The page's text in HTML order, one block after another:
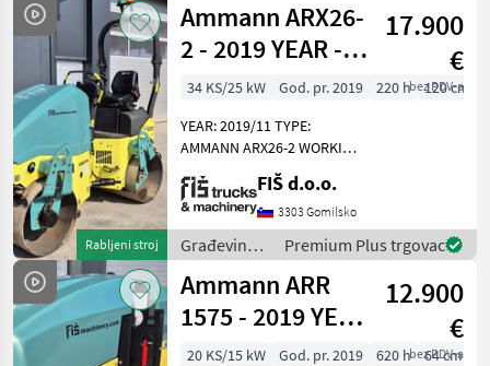
Ammann
Rabljeni stroj
Ammann ARX26-
2 - 2019 YEAR -
220 WORKING
HOURS
17.900
€
bez PDV-a
34 KS/25 kW God. pr. 2019 220 h
120 cm
YEAR: 2019/11 TYPE:
AMMANN ARX26-2 WORKING
HOURS: 220 ENGINE: DIESEL
KUBOTA - 25KW WEIGHT
2345KG ROLLER WIDTH
120CM LIGHTS WETTING 2
VIBRATION LEVELS VIBRAT
FIŠ d.o.o.
3303 Gomilsko
Građevinski
strojevi /
Ammann
Premium Plus trgovac
Ammann ARR
1575 - 2019 YEAR
- 620 WORKING
12.900
€
bez PDV-a
20 KS/15 kW God. pr. 2019 620 h
64 cm